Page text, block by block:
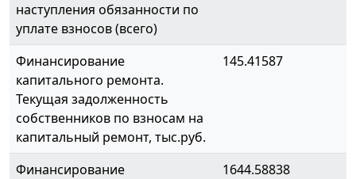
наступления обязанности по
уплате взносов (всего)
Финансирование
капитального ремонта.
Текущая задолженность
собственников по взносам на
капитальный ремонт, тыс.руб.
145.41587
Финансирование
1644.58838